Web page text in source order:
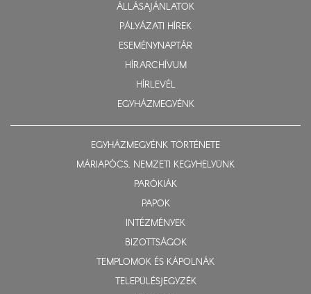
ÁLLÁSAJÁNLATOK
PÁLYÁZATI HÍREK
ESEMÉNYNAPTÁR
HÍRARCHÍVUM
HÍRLEVÉL
EGYHÁZMEGYÉNK
EGYHÁZMEGYÉNK TÖRTÉNETE
MÁRIAPÓCS, NEMZETI KEGYHELYÜNK
PARÓKIÁK
PAPOK
INTÉZMÉNYEK
BIZOTTSÁGOK
TEMPLOMOK ÉS KÁPOLNÁK
TELEPÜLÉSJEGYZÉK